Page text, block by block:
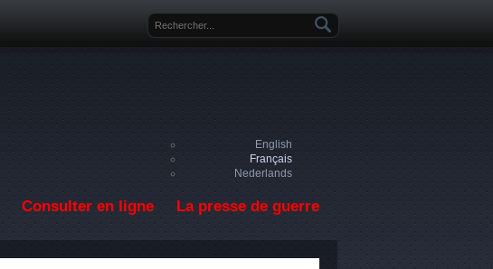
Formulaire de recherche
English
Français
Nederlands
Consulter en ligne La presse de guerre